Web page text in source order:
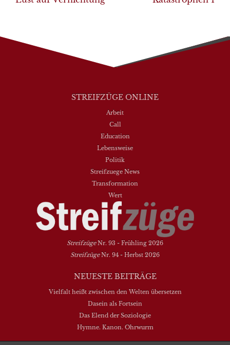
STREIFZÜGE ONLINE
Arbeit
Call
Education
Lebensweise
Politik
Streifzuege News
Transformation
Wert
StreifzügeNr. 93 - Frühling 2026
StreifzügeNr. 94 - Herbst 2026
NEUESTE BEITRÄGE
Vielfalt heißt zwischen den Welten übersetzen
Dasein als Fortsein
Das Elend der Soziologie
Hymne. Kanon. Ohrwurm